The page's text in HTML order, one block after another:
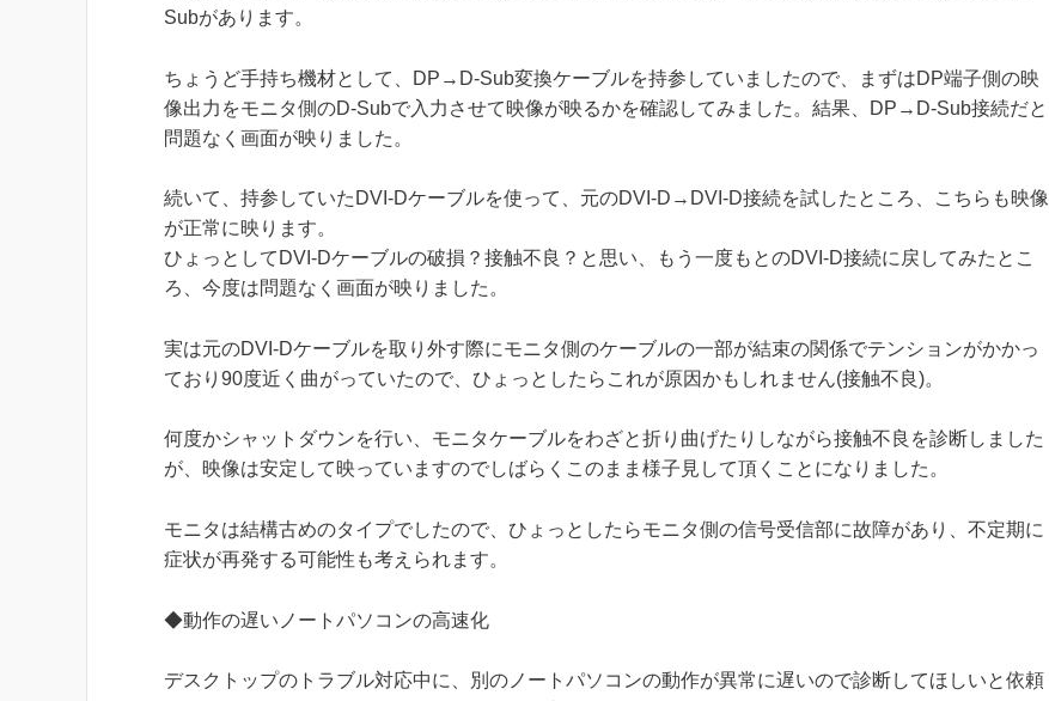
Subがあります。
ちょうど手持ち機材として、DP→D-Sub変換ケーブルを持参していましたので、まずはDP端子側の映
像出力をモニタ側のD-Subで入力させて映像が映るかを確認してみました。結果、DP→D-Sub接続だと
問題なく画面が映りました。
続いて、持参していたDVI-Dケーブルを使って、元のDVI-D→DVI-D接続を試したところ、こちらも映像
が正常に映ります。
ひょっとしてDVI-Dケーブルの破損？接触不良？と思い、もう一度もとのDVI-D接続に戻してみたとこ
ろ、今度は問題なく画面が映りました。
実は元のDVI-Dケーブルを取り外す際にモニタ側のケーブルの一部が結束の関係でテンションがかかっ
ており90度近く曲がっていたので、ひょっとしたらこれが原因かもしれません(接触不良)。
何度かシャットダウンを行い、モニタケーブルをわざと折り曲げたりしながら接触不良を診断しました
が、映像は安定して映っていますのでしばらくこのまま様子見して頂くことになりました。
モニタは結構古めのタイプでしたので、ひょっとしたらモニタ側の信号受信部に故障があり、不定期に
症状が再発する可能性も考えられます。
◆動作の遅いノートパソコンの高速化
デスクトップのトラブル対応中に、別のノートパソコンの動作が異常に遅いので診断してほしいと依頼